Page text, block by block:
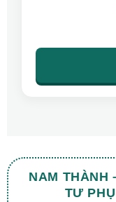
NAM THÀNH
TƯ